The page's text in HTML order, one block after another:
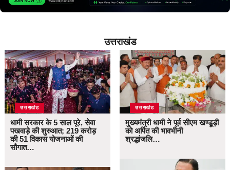
उत्तराखंड
उत्तराखंड
धामी सरकार के 5 साल पूरे, सेवा
पखवाड़े की शुरुआत; 219 करोड़
की 51 विकास योजनाओं की
सौगात…
उत्तराखंड
मुख्यमंत्री धामी ने पूर्व सीएम खण्डूड़ी
को अर्पित की भावभीनी
श्रद्धांजलि…